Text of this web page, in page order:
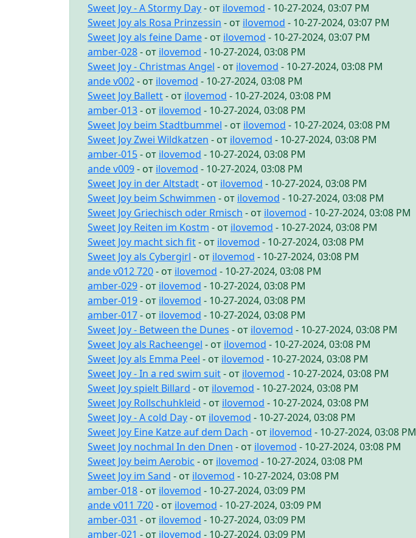
Sweet Joy - A Stormy Day- от ilovemod - 10-27-2024, 03:07 PM
Sweet Joy als Rosa Prinzessin - от ilovemod - 10-27-2024, 03:07 PM
Sweet Joy als feine Dame- от ilovemod - 10-27-2024, 03:07 PM
amber-028- от ilovemod - 10-27-2024, 03:08 PM
Sweet Joy - Christmas Angel - от ilovemod - 10-27-2024, 03:08 PM
ande v002- от ilovemod - 10-27-2024, 03:08 PM
Sweet Joy Ballett- от ilovemod - 10-27-2024, 03:08 PM
amber-013- от ilovemod - 10-27-2024, 03:08 PM
Sweet Joy beim Stadtbummel - от ilovemod - 10-27-2024, 03:08 PM
Sweet Joy Zwei Wildkatzen - от ilovemod - 10-27-2024, 03:08 PM
amber-015- от ilovemod - 10-27-2024, 03:08 PM
ande v009- от ilovemod - 10-27-2024, 03:08 PM
Sweet Joy in der Altstadt- от ilovemod - 10-27-2024, 03:08 PM
Sweet Joy beim Schwimmen - от ilovemod - 10-27-2024, 03:08 PM
Sweet Joy Griechisch oder Rmisch - от ilovemod - 10-27-2024, 03:08 PM
Sweet Joy Reiten im Kostm - от ilovemod - 10-27-2024, 03:08 PM
Sweet Joy macht sich fit- от ilovemod - 10-27-2024, 03:08 PM
Sweet Joy als Cybergirl - от ilovemod - 10-27-2024, 03:08 PM
ande v012 720- от ilovemod - 10-27-2024, 03:08 PM
amber-029- от ilovemod - 10-27-2024, 03:08 PM
amber-019- от ilovemod - 10-27-2024, 03:08 PM
amber-017- от ilovemod - 10-27-2024, 03:08 PM
Sweet Joy - Between the Dunes - от ilovemod - 10-27-2024, 03:08 PM
Sweet Joy als Racheengel - от ilovemod - 10-27-2024, 03:08 PM
Sweet Joy als Emma Peel - от ilovemod - 10-27-2024, 03:08 PM
Sweet Joy - In a red swim suit- от ilovemod - 10-27-2024, 03:08 PM
Sweet Joy spielt Billard - от ilovemod - 10-27-2024, 03:08 PM
Sweet Joy Rollschuhkleid - от ilovemod - 10-27-2024, 03:08 PM
Sweet Joy - A cold Day- от ilovemod - 10-27-2024, 03:08 PM
Sweet Joy Eine Katze auf dem Dach - от ilovemod - 10-27-2024, 03:08 PM
Sweet Joy nochmal In den Dnen - от ilovemod - 10-27-2024, 03:08 PM
Sweet Joy beim Aerobic - от ilovemod - 10-27-2024, 03:08 PM
Sweet Joy im Sand - от ilovemod - 10-27-2024, 03:08 PM
amber-018- от ilovemod - 10-27-2024, 03:09 PM
ande v011 720- от ilovemod - 10-27-2024, 03:09 PM
amber-031 - от ilovemod - 10-27-2024, 03:09 PM
amber-021 - от ilovemod - 10-27-2024, 03:09 PM